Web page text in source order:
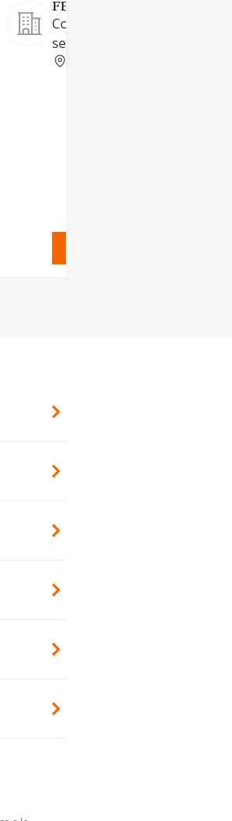
FERPLANTASTUR SL
Comercio al por mayor de
semillas, abonos y plantas.